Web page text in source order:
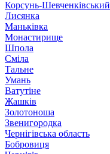
Корсунь-Шевченківський
Лисянка
Маньківка
Монастирище
Шпола
Сміла
Тальне
Умань
Ватутіне
Жашків
Золотоноша
Звенигородка
Чернігівська область
Бобровиця